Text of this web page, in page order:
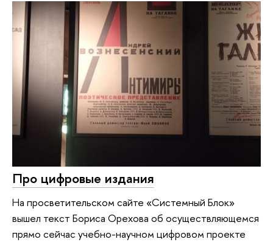
Про цифровые издания
На просветительском сайте «Системный Блок»
вышел текст Бориса Орехова об осуществляющемся
прямо сейчас учебно-научном цифровом проекте